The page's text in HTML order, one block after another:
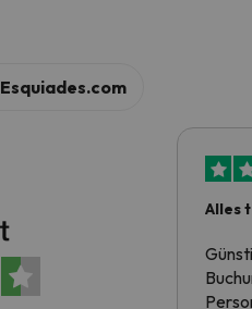
Esquiades.com
Alles